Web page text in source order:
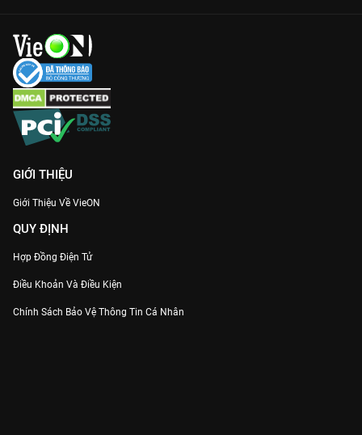
GIỚI THIỆU
Giới Thiệu Về VieON
QUY ĐỊNH
Hợp Đồng Điện Tử
Điều Khoản Và Điều Kiện
Chính Sách Bảo Vệ Thông Tin Cá Nhân